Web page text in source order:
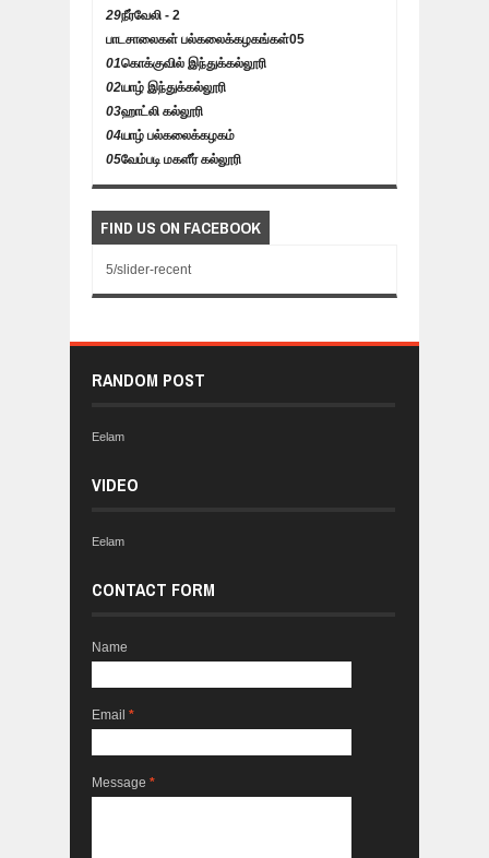
29நீர்வேலி - 2
பாடசாலைகள் பல்கலைக்கழகங்கள்05
01கொக்குவில் இந்துக்கல்லூரி
02யாழ் இந்துக்கல்லூரி
03ஹாட்லி கல்லூரி
04யாழ் பல்கலைக்கழகம்
05வேம்படி மகளீர் கல்லூரி
FIND US ON FACEBOOK
5/slider-recent
RANDOM POST
Eelam
VIDEO
Eelam
CONTACT FORM
Name
Email *
Message *